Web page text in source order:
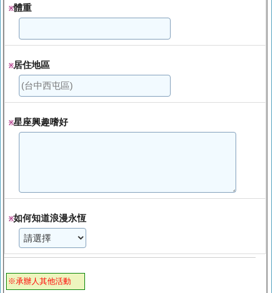
※體重
※居住地區
※星座興趣嗜好
※如何知道浪漫永恆
※承辦人其他活動